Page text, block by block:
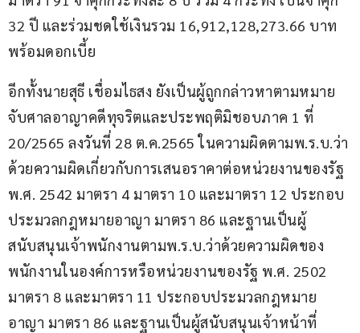
32 ปี และร่วมชดใช้เงินรวม 16,912,128,273.66 บาท
พร้อมดอกเบี้ย
อีกทั้งนายสุธี เชื่อมไธสง ยังเป็นผู้ถูกกล่าวหาตามหมาย
จับศาลอาญาคดีทุจริตและประพฤติมิชอบภาค 1 ที่
20/2565 ลงวันที่ 28 ต.ค.2565 ในความผิดตามพ.ร.บ.ว่า
ด้วยความผิดเกี่ยวกับการเสนอราคาต่อหน่วยงานของรัฐ
พ.ศ. 2542 มาตรา 4 มาตรา 10 และมาตรา 12 ประกอบ
ประมวลกฎหมายอาญา มาตรา 86 และฐานเป็นผู้
สนับสนุนเจ้าพนักงานตามพ.ร.บ.ว่าด้วยความผิดของ
พนักงานในองค์การหรือหน่วยงานของรัฐ พ.ศ. 2502
มาตรา 8 และมาตรา 11 ประกอบประมวลกฎหมาย
อาญา มาตรา 86 และฐานเป็นผู้สนับสนุนเจ้าหน้าที่